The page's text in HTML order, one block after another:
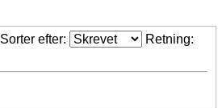
Sorter efter: Retning: